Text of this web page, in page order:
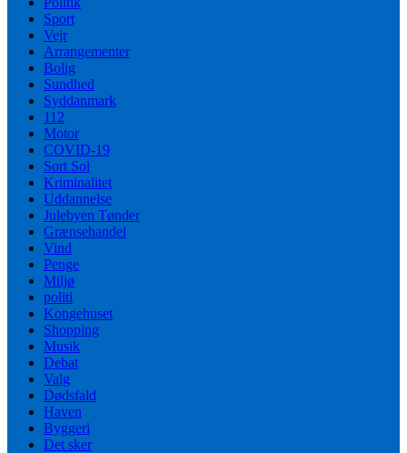
Sport
Vejr
Arrangementer
Bolig
Sundhed
Syddanmark
112
Motor
COVID-19
Sort Sol
Kriminalitet
Uddannelse
Julebyen Tønder
Grænsehandel
Vind
Penge
Miljø
politi
Kongehuset
Shopping
Musik
Debat
Valg
Dødsfald
Haven
Byggeri
Det sker